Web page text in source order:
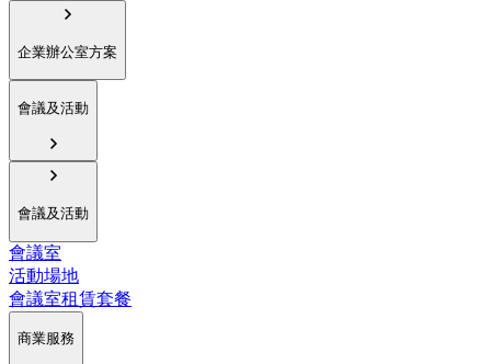
企業辦公室方案
會議及活動
會議及活動
會議室
活動場地
會議室租賃套餐
商業服務